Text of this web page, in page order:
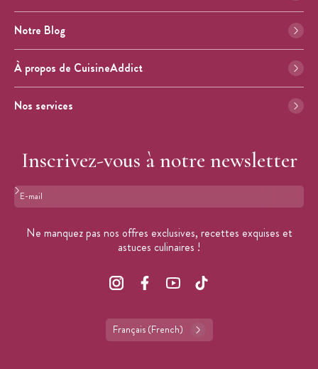
Notre Blog
À propos de CuisineAddict
Nos services
Inscrivez-vous à notre newsletter
Format : adresse@email.com
Ne manquez pas nos offres exclusives, recettes exquises et
astuces culinaires !
Français (French)